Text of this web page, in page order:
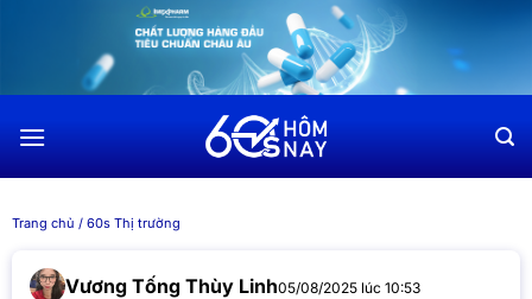
dung
Trang chủ / 60s Thị trường
Vương Tống Thùy Linh05/08/2025 lúc 10:53